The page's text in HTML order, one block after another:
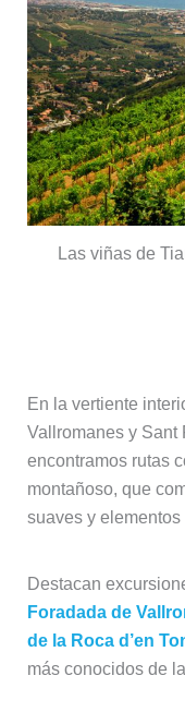
Las viñas de
En la vertiente
Vallromanes y Sant
encontramos rutas
montañoso, que
suaves y
Destacan
Foradada de
de la Roca d’en
más conocidos de